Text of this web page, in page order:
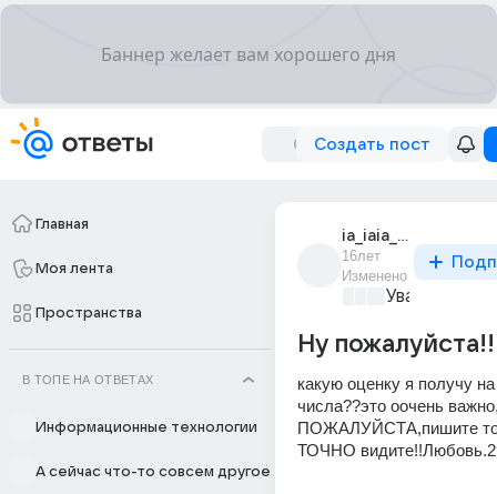
Создать пост
Главная
Моя лента
Пространства
В ТОПЕ НА ОТВЕТАХ
Информационные технологии
А сейчас что-то совсем другое
ia_iaia_92
16лет
Изменено
Уважаемый
Ну
какую оценку я получу
числа??это оочень
ПОЖАЛУЙСТА,пишите
ТОЧНО